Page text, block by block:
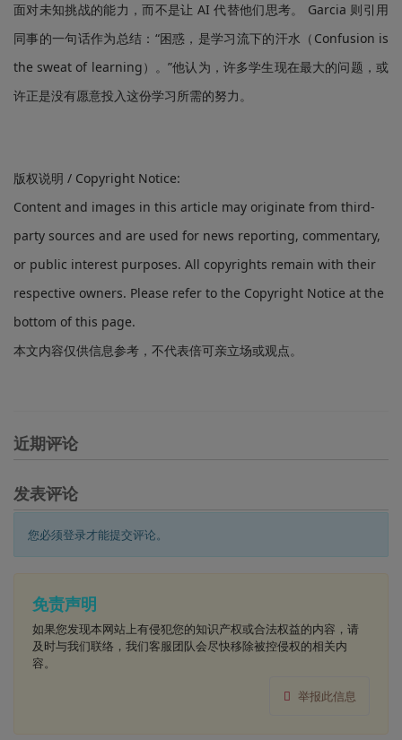
面对未知挑战的能力，而不是让 AI 代替他们思考。 Garcia 则引用
同事的一句话作为总结：“困惑，是学习流下的汗水（Confusion is
the sweat of learning）。”他认为，许多学生现在最大的问题，或
许正是没有愿意投入这份学习所需的努力。
版权说明 / Copyright Notice:
Content and images in this article may originate from third-
party sources and are used for news reporting, commentary,
or public interest purposes. All copyrights remain with their
respective owners. Please refer to the Copyright Notice at the
bottom of this page.
本文内容仅供信息参考，不代表倍可亲立场或观点。
近期评论
发表评论
您必须登录才能提交评论。
免责声明
如果您发现本网站上有侵犯您的知识产权或合法权益的内容，请
及时与我们联络，我们客服团队会尽快移除被控侵权的相关内
容。
举报此信息